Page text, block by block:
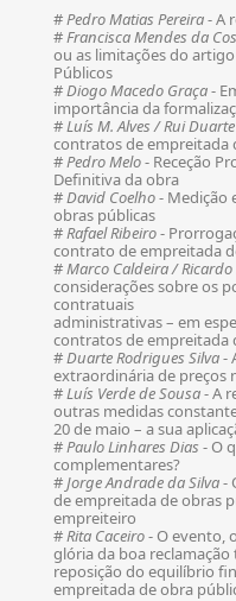
#Pedro Matias Pereira- A
#Francisca Mendes da
ou as limitações do
Públicos
#Diogo Macedo Graça-
importância da
#Luís M. Alves / Rui Duarte
contratos de empreitada
#Pedro Melo- Receção
Definitiva da obra
#David Coelho- Medição
obras públicas
#Rafael Ribeiro-
contrato de empreitada
#Marco Caldeira /
considerações sobre os
contratuais
administrativas – em
contratos de empreitada
#Duarte Rodrigues Silva-
extraordinária de preços
#Luís Verde de Sousa- A
outras medidas
20 de maio – a sua
#Paulo Linhares Dias - O
complementares?
#Jorge Andrade da Silva-
de empreitada de obras
empreiteiro
#Rita Caceiro- O evento,
glória da boa
reposição do equilíbrio
empreitada de obra